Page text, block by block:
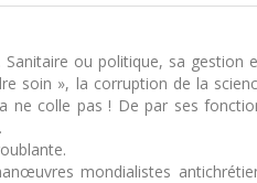
ou politique, sa gestion
soin », la corruption de la
ne colle pas ! De par ses
mondialistes